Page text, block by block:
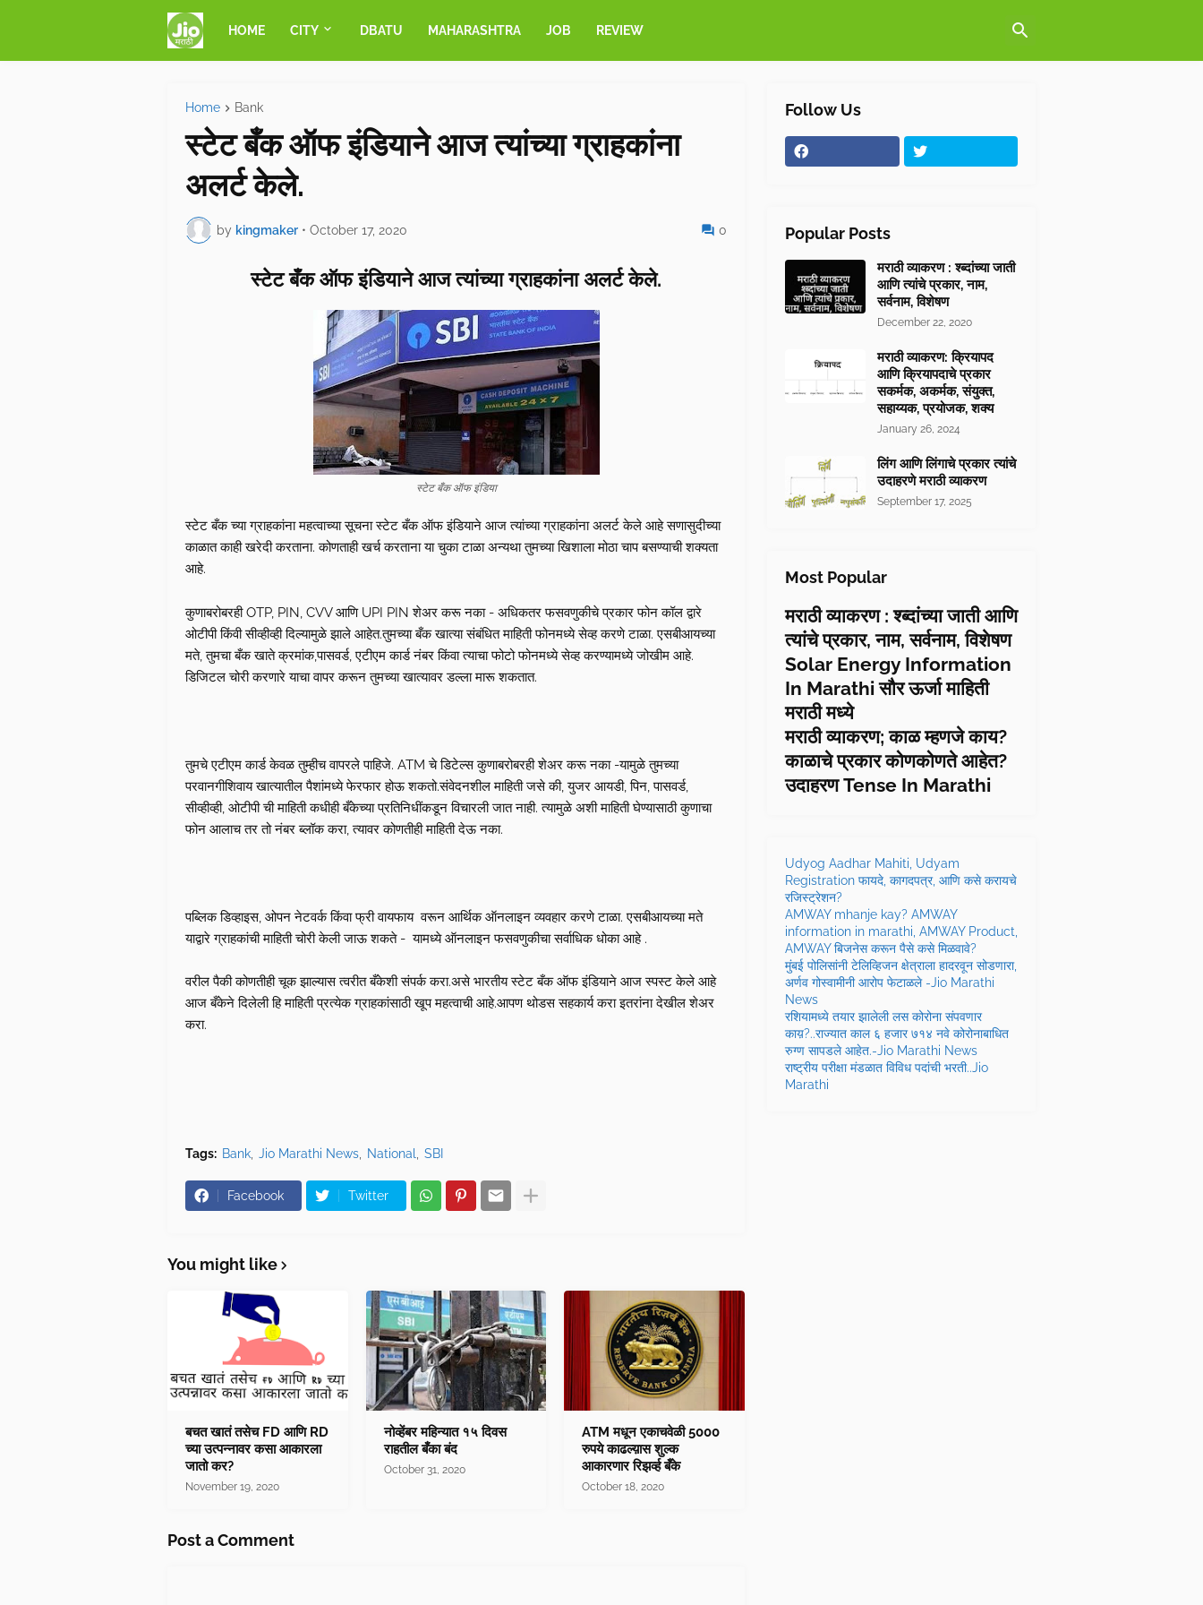
HOME CITY DBATU MAHARASHTRA JOB REVIEW
Home Bank
स्टेट बँक ऑफ इंडियाने आज त्यांच्या ग्राहकांना
अलर्ट केले.
by kingmaker • October 17, 2020 0
स्टेट बँक ऑफ इंडियाने आज त्यांच्या ग्राहकांना अलर्ट केले.
स्टेट बँक ऑफ इंडिया
स्टेट बँक च्या ग्राहकांना महत्वाच्या सूचना स्टेट बँक ऑफ इंडियाने आज त्यांच्या ग्राहकांना अलर्ट केले आहे सणासुदीच्या
काळात काही खरेदी करताना. कोणताही खर्च करताना या चुका टाळा अन्यथा तुमच्या खिशाला मोठा चाप बसण्याची शक्यता
आहे.
कुणाबरोबरही OTP, PIN, CVV आणि UPI PIN शेअर करू नका - अधिकतर फसवणुकीचे प्रकार फोन कॉल द्वारे
ओटीपी किंवी सीव्हीव्ही दिल्यामुळे झाले आहेत.तुमच्या बँक खात्या संबंधित माहिती फोनमध्ये सेव्ह करणे टाळा. एसबीआयच्या
मते, तुमचा बँक खाते क्रमांक,पासवर्ड, एटीएम कार्ड नंबर किंवा त्याचा फोटो फोनमध्ये सेव्ह करण्यामध्ये जोखीम आहे.
डिजिटल चोरी करणारे याचा वापर करून तुमच्या खात्यावर डल्ला मारू शकतात.
तुमचे एटीएम कार्ड केवळ तुम्हीच वापरले पाहिजे. ATM चे डिटेल्स कुणाबरोबरही शेअर करू नका -यामुळे तुमच्या
परवानगीशिवाय खात्यातील पैशांमध्ये फेरफार होऊ शकतो.संवेदनशील माहिती जसे की, युजर आयडी, पिन, पासवर्ड,
सीव्हीव्ही, ओटीपी ची माहिती कधीही बँकेच्या प्रतिनिधींकडून विचारली जात नाही. त्यामुळे अशी माहिती घेण्यासाठी कुणाचा
फोन आलाच तर तो नंबर ब्लॉक करा, त्यावर कोणतीही माहिती देऊ नका.
पब्लिक डिव्हाइस, ओपन नेटवर्क किंवा फ्री वायफाय वरून आर्थिक ऑनलाइन व्यवहार करणे टाळा. एसबीआयच्या मते
याद्वारे ग्राहकांची माहिती चोरी केली जाऊ शकते - यामध्ये ऑनलाइन फसवणुकीचा सर्वाधिक धोका आहे .
वरील पैकी कोणतीही चूक झाल्यास त्वरीत बँकेशी संपर्क करा.असे भारतीय स्टेट बँक ऑफ इंडियाने आज स्पस्ट केले आहे
आज बँकेने दिलेली हि माहिती प्रत्येक ग्राहकांसाठी खूप महत्वाची आहे.आपण थोडस सहकार्य करा इतरांना देखील शेअर
करा.
Tags: Bank Jio Marathi News National SBI
Facebook Twitter
You might like
बचत खातं तसेच FD आणि RD
च्या उत्पन्नावर कसा आकारला
जातो कर?
November 19, 2020
नोव्हेंबर महिन्यात १५ दिवस
राहतील बँका बंद
October 31, 2020
ATM मधून एकाचवेळी 5000
रुपये काढल्य़ास शुल्क
आकारणार रिझर्व्ह बँके
October 18, 2020
Post a Comment
Follow Us
Popular Posts
मराठी व्याकरण : श्ब्दांच्या जाती
आणि त्यांचे प्रकार, नाम,
सर्वनाम, विशेषण
December 22, 2020
मराठी व्याकरण: क्रियापद
आणि क्रियापदाचे प्रकार
सकर्मक, अकर्मक, संयुक्त,
सहाय्यक, प्रयोजक, शक्य
January 26, 2024
लिंग आणि लिंगाचे प्रकार त्यांचे
उदाहरणे मराठी व्याकरण
September 17, 2025
Most Popular
मराठी व्याकरण : श्ब्दांच्या जाती आणि
त्यांचे प्रकार, नाम, सर्वनाम, विशेषण
Solar Energy Information
In Marathi सौर ऊर्जा माहिती
मराठी मध्ये
मराठी व्याकरण; काळ म्हणजे काय?
काळाचे प्रकार कोणकोणते आहेत?
उदाहरण Tense In Marathi
Udyog Aadhar Mahiti, Udyam
Registration फायदे, कागदपत्र, आणि कसे करायचे
रजिस्ट्रेशन?
AMWAY mhanje kay? AMWAY
information in marathi, AMWAY Product,
AMWAY बिजनेस करून पैसे कसे मिळवावे?
मुंबई पोलिसांनी टेलिव्हिजन क्षेत्राला हादरवून सोडणारा,
अर्णव गोस्वामीनी आरोप फेटाळले -Jio Marathi
News
रशियामध्ये तयार झालेली लस कोरोना संपवणार
काय़?..राज्यात काल ६ हजार ७१४ नवे कोरोनाबाधित
रुग्ण सापडले आहेत.-Jio Marathi News
राष्ट्रीय परीक्षा मंडळात विविध पदांची भरती..Jio
Marathi